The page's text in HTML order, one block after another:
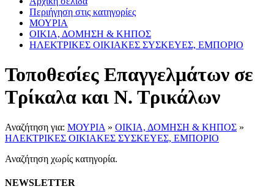
Περιήγηση στις κατηγορίες
ΜΟΥΡΙΑ
ΟΙΚΙΑ, ΔΟΜΗΣΗ & ΚΗΠΟΣ
ΗΛΕΚΤΡΙΚΕΣ ΟΙΚΙΑΚΕΣ ΣΥΣΚΕΥΕΣ, ΕΜΠΟΡΙΟ
Τοποθεσίες Επαγγελμάτων σε
Τρίκαλα και Ν. Τρικάλων
Αναζήτηση για: ΜΟΥΡΙΑ » ΟΙΚΙΑ, ΔΟΜΗΣΗ & ΚΗΠΟΣ »
ΗΛΕΚΤΡΙΚΕΣ ΟΙΚΙΑΚΕΣ ΣΥΣΚΕΥΕΣ, ΕΜΠΟΡΙΟ
Αναζήτηση χωρίς κατηγορία.
NEWSLETTER